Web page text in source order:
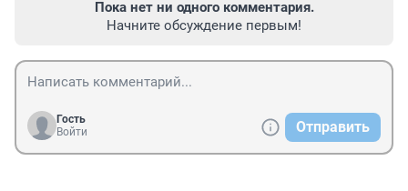
Пока нет ни одного комментария.
Начните обсуждение первым!
Гость
Войти
Отправить